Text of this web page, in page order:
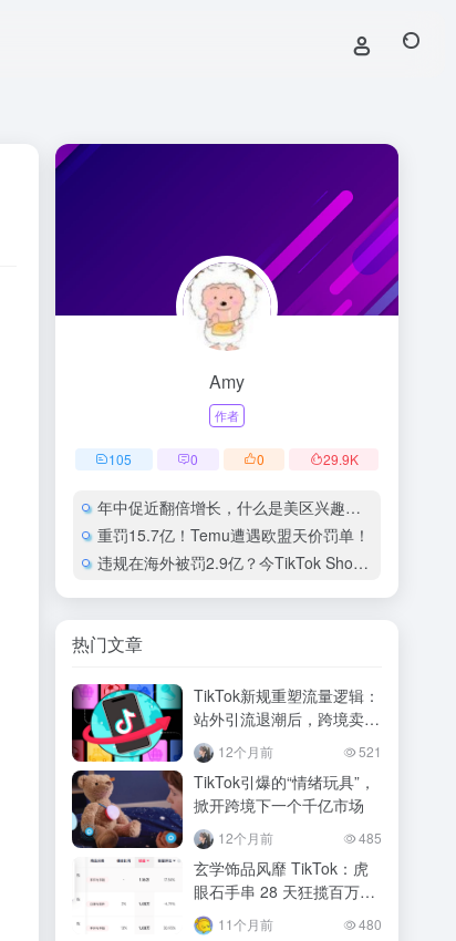
Amy
作者
105 0 0 29.9K
年中促近翻倍增长，什么是美区兴趣电商的新胜负手
重罚15.7亿！Temu遭遇欧盟天价罚单！
违规在海外被罚2.9亿？今TikTok Shop在越南市场份额飙至44%
热门文章
TikTok新规重塑流量逻辑：
站外引流退潮后，跨境卖家
的闭环生存指南
12个月前 521
TikTok引爆的“情绪玩具”，
掀开跨境下一个千亿市场
12个月前 485
玄学饰品风靡 TikTok：虎
眼石手串 28 天狂揽百万，
跨境卖家的新机遇与挑战
11个月前 480